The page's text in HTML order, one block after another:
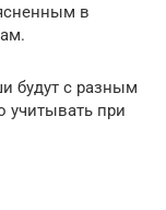
в
будут с разным
учитывать при